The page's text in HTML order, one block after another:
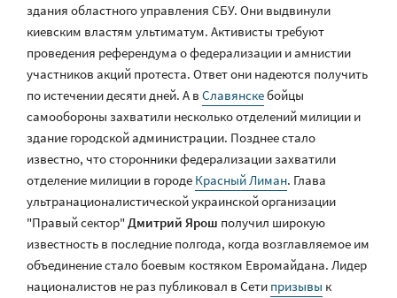
здания областного управления СБУ. Они выдвинули
киевским властям ультиматум. Активисты требуют
проведения референдума о федерализации и амнистии
участников акций протеста. Ответ они надеются получить
по истечении десяти дней. А в Славянскебойцы
самообороны захватили несколько отделений милиции и
здание городской администрации. Позднее стало
известно, что сторонники федерализации захватили
отделение милиции в городе Красный Лиман. Глава
ультранационалистической украинской организации
"Правый сектор"Дмитрий Ярош получил широкую
известность в последние полгода, когда возглавляемое им
объединение стало боевым костяком Евромайдана. Лидер
националистов не раз публиковал в Сети призывы к